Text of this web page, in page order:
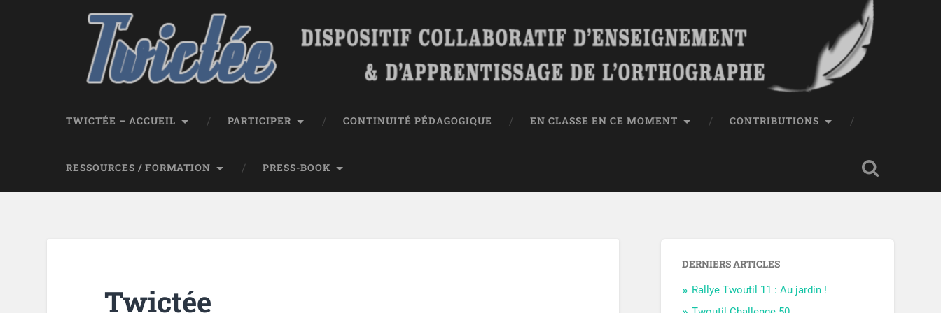
TWICTÉE – ACCUEIL PARTICIPER CONTINUITÉ PÉDAGOGIQUE EN CLASSE EN CE MOMENT CONTRIBUTIONS
RESSOURCES / FORMATION PRESS-BOOK
Twictée
DERNIERS ARTICLES
Rallye Twoutil 11 : Au jardin !